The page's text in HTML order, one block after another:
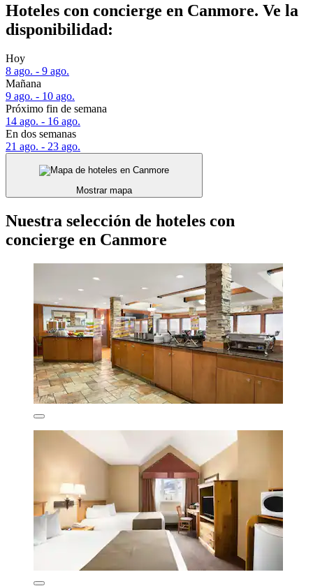
Hoteles con concierge en Canmore. Ve la
disponibilidad:
Hoy
8 ago. - 9 ago.
Mañana
9 ago. - 10 ago.
Próximo fin de semana
14 ago. - 16 ago.
En dos semanas
21 ago. - 23 ago.
Mostrar mapa
Nuestra selección de hoteles con
concierge en Canmore